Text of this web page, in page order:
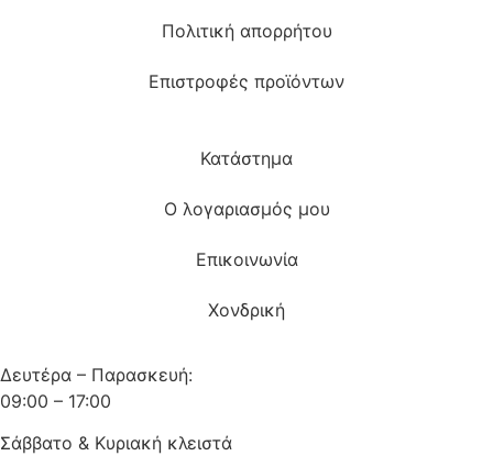
Πολιτική απορρήτου
Επιστροφές προϊόντων
Κατάστημα
Ο λογαριασμός μου
Επικοινωνία
Χονδρική
Δευτέρα – Παρασκευή:
09:00 – 17:00
Σάββατο & Κυριακή κλειστά